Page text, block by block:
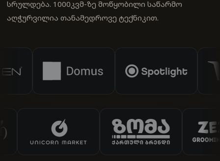
სრულდება. 1000კვმ-ზე მოწყობილი საწარმო
აღჭურვილია თანამედროვე ტექნიკით.